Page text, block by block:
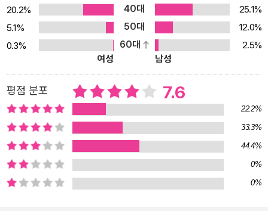
아도 희망의 가닥조차 보이지 않는다. 지난 수십 년 동안 경제는 분명
성장했는데 왜 우리는 이렇게 불안하고 불행한 것일까? 이 책의 저자
요시다 타로는 이제 우리에게 '성장'이라고 하는 이데올로기에서 벗어
나 '반성장' 혹은 '몰락'만이 근본적인 해결책이라고 말한다. 곧 인류는
피크오일을 맞이한다. 대량의 석유 소비를 전제로 한 경제성장도, 트
리클다운(낙수 효과)도 이제 없다. 피 흘리며 싸우는 자원쟁탈전이 아
닌, 물질에 의존하지 않고도 행복하게 사는 것에 대한 노하우, 즉 ‘몰
락의 힘’이 필요한 때인 것이다. 하지만 성장을 위한 의견은 있어도 안
전한 몰락을 위한 매뉴얼은 없다. 그래서 저자는 이미 초저공비행을
하고 있는 몰락선진국인 쿠바를 모범으로 하는 방법밖에 없다고 말하
는 것이다. 옥스퍼드대학의 정치학 교수인 요르크 프리드리히스는 포
스트 석유 시대의 시나리오를 그리기 위해, 역사적으로 석유의 단절
20.2%
40대
25.1%
5.1%
50대
12.0%
0.3%
60대
2.5%
여성
남성
평점 분포 7.6
22.2%
33.3%
44.4%
0%
0%